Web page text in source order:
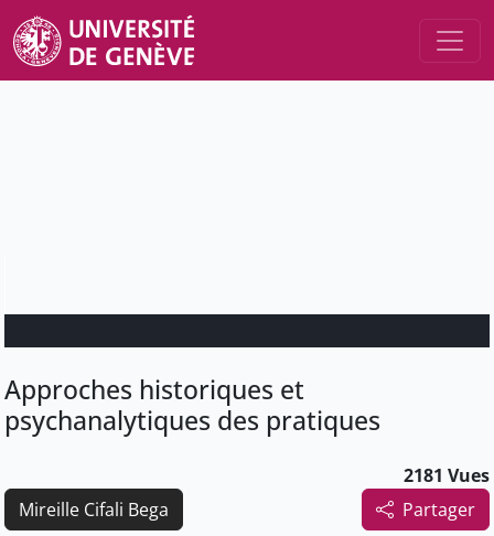
Approches historiques et
psychanalytiques des pratiques
2181 Vues
Partager
Mireille Cifali Bega